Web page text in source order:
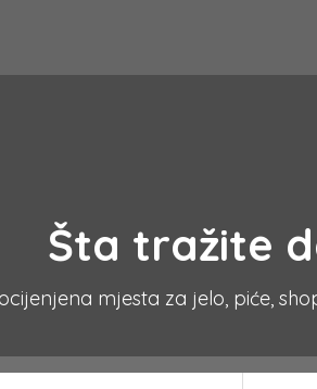
Šta tražite
mjesta za jelo, piće,